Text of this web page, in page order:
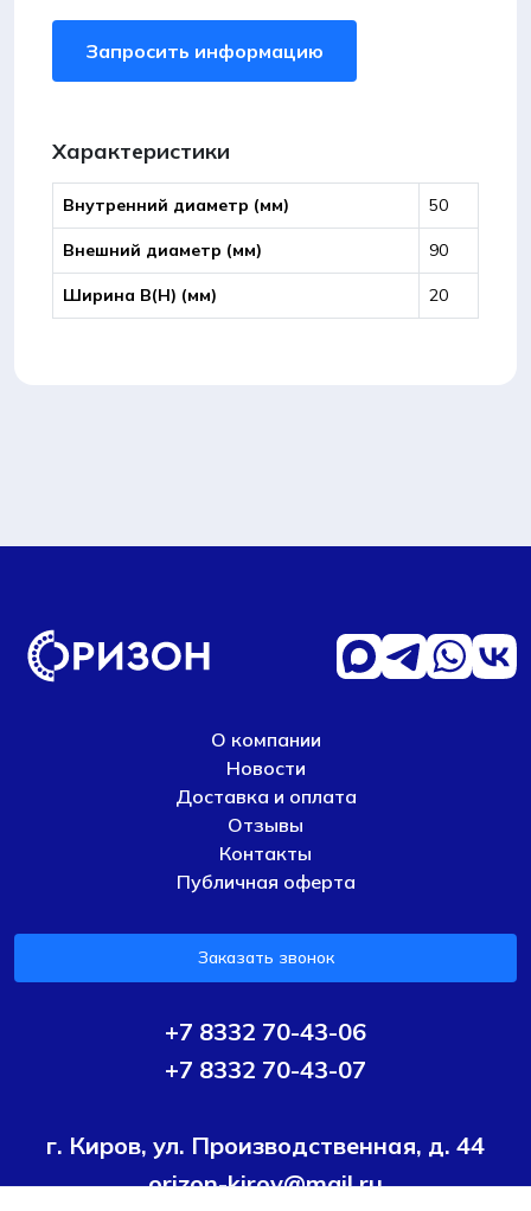
Запросить информацию
Характеристики
Внутренний диаметр (мм) 50
Внешний диаметр (мм) 90
Ширина B(Н) (мм) 20
О компании
Новости
Доставка и оплата
Отзывы
Контакты
Публичная оферта
Заказать звонок
+7 8332 70-43-06
+7 8332 70-43-07
г. Киров, ул. Производственная, д. 44
orizon-kirov@mail.ru